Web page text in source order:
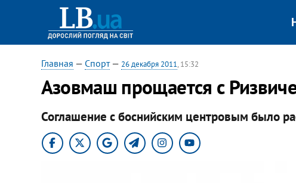
Главная — Спорт— 26 декабря 2011, 15:32
Азовмаш прощается с
Соглашение с боснийским центровым было